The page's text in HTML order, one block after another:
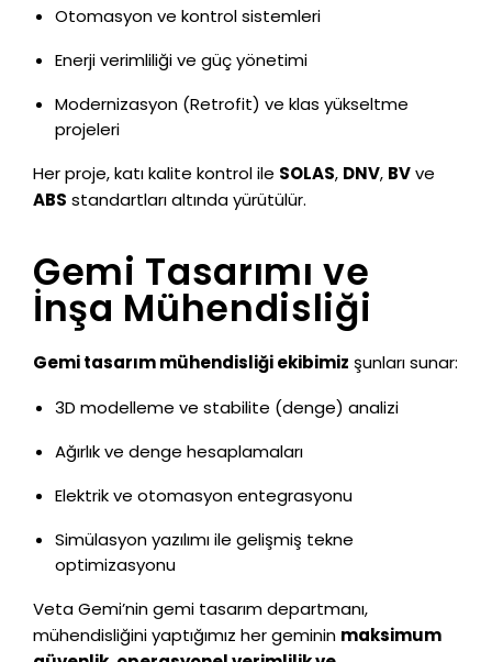
Otomasyon ve kontrol sistemleri
Enerji verimliliği ve güç yönetimi
Modernizasyon (Retrofit) ve klas yükseltme
projeleri
Her proje, katı kalite kontrol ile SOLAS, DNV, BVve
ABS standartları altında yürütülür.
Gemi Tasarımı ve
İnşa Mühendisliği
Gemi tasarım mühendisliği ekibimiz şunları sunar:
3D modelleme ve stabilite (denge) analizi
Ağırlık ve denge hesaplamaları
Elektrik ve otomasyon entegrasyonu
Simülasyon yazılımı ile gelişmiş tekne
optimizasyonu
Veta Gemi’nin gemi tasarım departmanı,
mühendisliğini yaptığımız her geminin maksimum